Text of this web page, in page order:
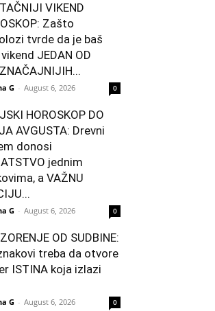
VIKEND
Zašto
tvrde da je baš
JEDAN OD
G - August 6, 2026 0
HOROSKOP DO
AVGUSTA: Drevni
donosi
jednim
a VAŽNU
G - August 6, 2026 0
OD SUDBINE:
treba da otvore
ISTINA koja izlazi
G - August 6, 2026 0